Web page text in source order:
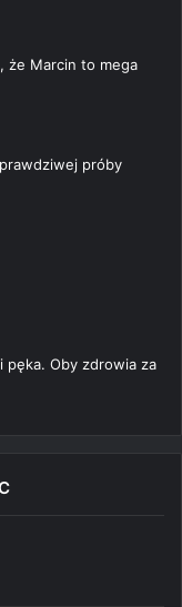
że Marcin to mega
próby
pęka. Oby zdrowia za